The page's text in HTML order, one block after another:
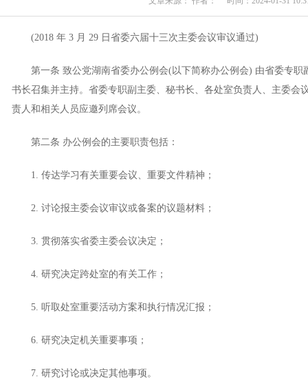
(2018 年 3 月 29 日省委六届十三次主委会议审议通过)
第一条 致公党湖南省委办公例会(以下简称办公例会) 由省委专职
书长召集并主持。省委专职副主委、秘书长、各处室负责人、主委会
责人和相关人员应邀列席会议。
第二条 办公例会的主要职责包括：
1. 传达学习有关重要会议、重要文件精神；
2. 讨论报主委会议审议或备案的议题材料；
3. 贯彻落实省委主委会议决定；
4. 研究决定跨处室的有关工作；
5. 听取处室重要活动方案和执行情况汇报；
6. 研究决定机关重要事项；
7. 研究讨论或决定其他事项。